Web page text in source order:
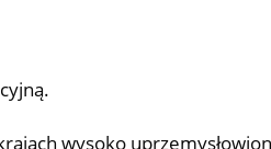
wysoko